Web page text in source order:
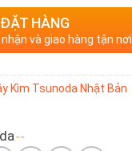
ĐẶT HÀNG
và giao hàng tận nơi
Kìm Tsunoda Nhật Bản